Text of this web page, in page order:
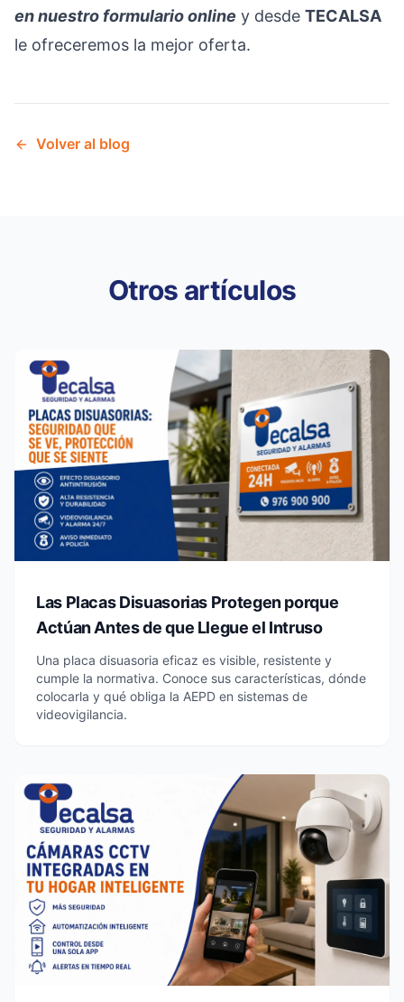
en nuestro formulario online y desde TECALSA
le ofreceremos la mejor oferta.
Volver al blog
Otros artículos
Las Placas Disuasorias Protegen porque
Actúan Antes de que Llegue el Intruso
Una placa disuasoria eficaz es visible, resistente y
cumple la normativa. Conoce sus características, dónde
colocarla y qué obliga la AEPD en sistemas de
videovigilancia.